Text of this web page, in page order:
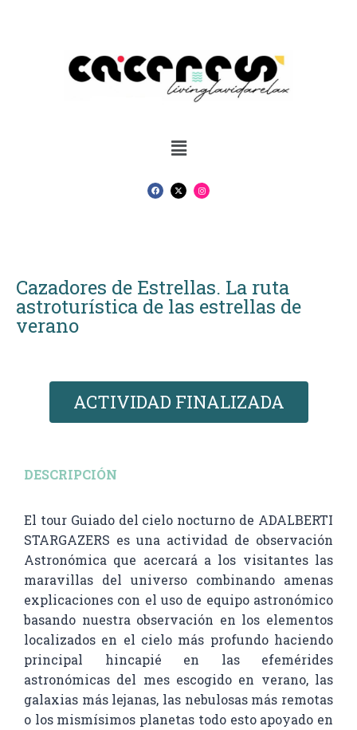
Cazadores de Estrellas. La ruta
astroturística de las estrellas de
verano
ACTIVIDAD FINALIZADA
DESCRIPCIÓN
El tour Guiado del cielo nocturno de ADALBERTI
STARGAZERS es una actividad de observación
Astronómica que acercará a los visitantes las
maravillas del universo combinando amenas
explicaciones con el uso de equipo astronómico
basando nuestra observación en los elementos
localizados en el cielo más profundo haciendo
principal hincapié en las efemérides
astronómicas del mes escogido en verano, las
galaxias más lejanas, las nebulosas más remotas
o los mismísimos planetas todo esto apoyado en